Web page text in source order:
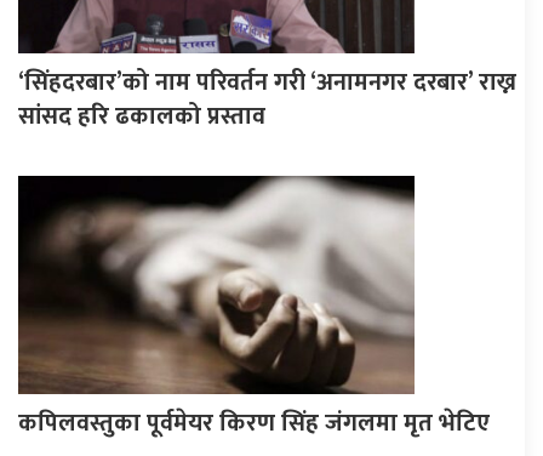
‘सिंहदरबार’को नाम परिवर्तन गरी ‘अनामनगर दरबार’ राख्न
सांसद हरि ढकालको प्रस्ताव
कपिलवस्तुका पूर्वमेयर किरण सिंह जंगलमा मृत भेटिए